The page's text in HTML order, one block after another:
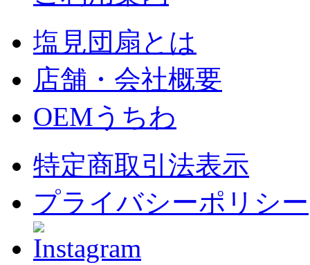
塩見団扇とは
店舗・会社概要
OEMうちわ
特定商取引法表示
プライバシーポリシー